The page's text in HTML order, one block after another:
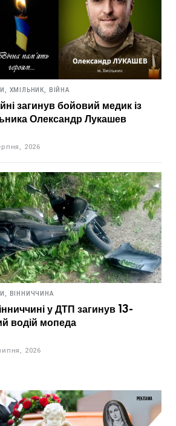
ХМІЛЬНИК, ВІЙНА
загинув бойовий медик із
Олександр Лукашев
2026
ВІННИЧЧИНА
у ДТП загинув 13-
водій мопеда
2026